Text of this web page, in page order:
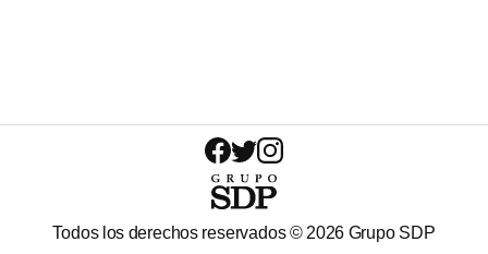
Todos los derechos reservados © 2026 Grupo SDP